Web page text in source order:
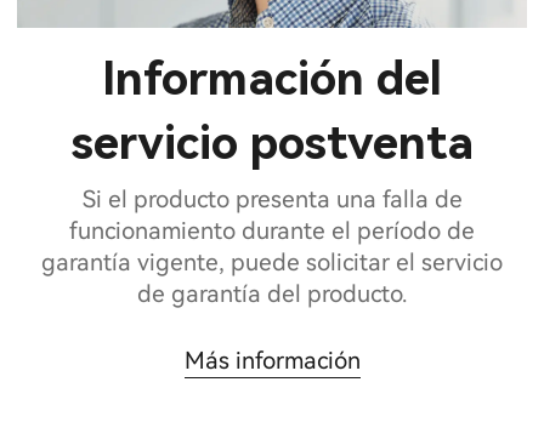
Información del
servicio postventa
Si el producto presenta una falla de
funcionamiento durante el período de
garantía vigente, puede solicitar el servicio
de garantía del producto.
Más información